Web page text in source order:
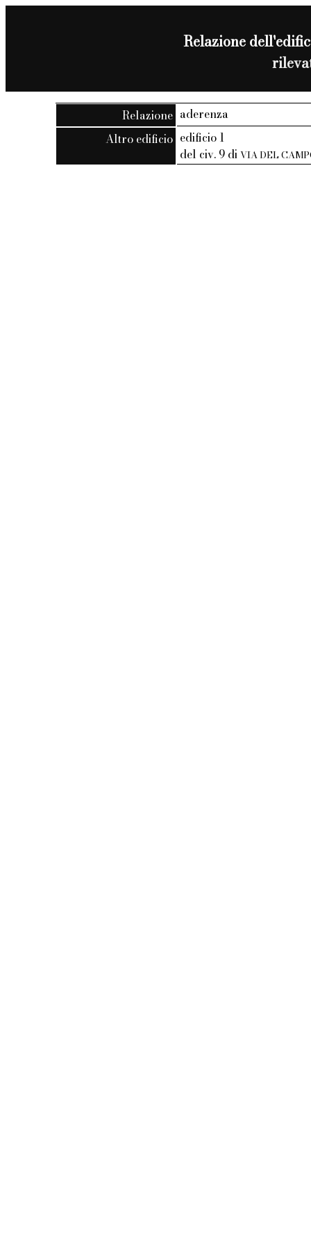
Relazione
Relazione aderenza
Altro edificio edificio 1
del civ. 9 diVIA DEL